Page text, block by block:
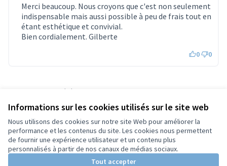
Informations sur les cookies utilisés sur le site web
Nous utilisons des cookies sur notre site Web pour améliorer la
performance et les contenus du site. Les cookies nous permettent
de fournir une expérience utilisateur et un contenu plus
personnalisés à partir de nos canaux de médias sociaux.
Tout accepter
Merci beaucoup. Nous croyons que c'est non seulement
indispensable mais aussi possible à peu de frais tout en
étant esthétique et convivial.
Bien cordialement. Gilberte
0 0
Référence : tours-PROP-2022-02-102
Vérifiez l'empreinte numérique
Conditions d'utilisation
Paramètres des cookies